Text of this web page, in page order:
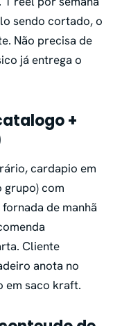
sendo cortado, o
Não precisa de
já entrega o
+
cardapio em
grupo) com
de manhã
Cliente
anota no
em saco kraft.